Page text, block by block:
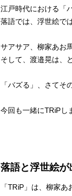
江戸時代における「
落語では、浮世絵で
サアサア、柳家あお
そして、渡邉晃は、
「バズる」、さてそ
今回も一緒にTRiPし
落語と浮世絵
「TRiP」は、柳家